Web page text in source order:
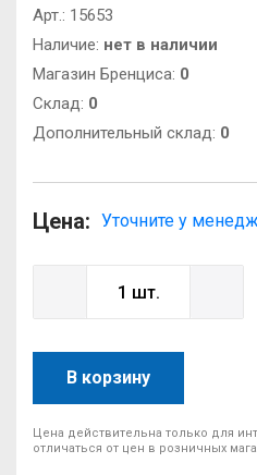
Арт.: 15653
Наличие: нет в наличии
Магазин Бренциса: 0
Cклад: 0
Дополнительный склад: 0
Цена: Уточните у
В корзину
Цена действительна только для
отличаться от цен в розничных